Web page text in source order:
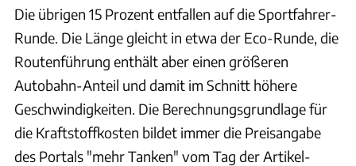
Die übrigen 15 Prozent entfallen auf die Sportfahrer-
Runde. Die Länge gleicht in etwa der Eco-Runde, die
Routenführung enthält aber einen größeren
Autobahn-Anteil und damit im Schnitt höhere
Geschwindigkeiten. Die Berechnungsgrundlage für
die Kraftstoffkosten bildet immer die Preisangabe
des Portals "mehr Tanken" vom Tag der Artikel-